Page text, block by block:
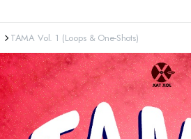
TAMA Vol. 1 (Loops & One-Shots)